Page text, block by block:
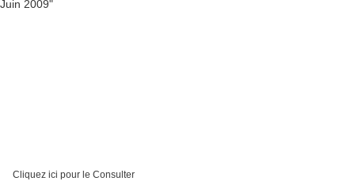
Cliquez ici pour le Consulter